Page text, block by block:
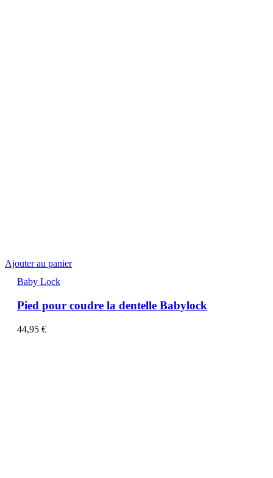
Ajouter au panier
Baby Lock
Pied pour coudre la dentelle Babylock
44,95 €